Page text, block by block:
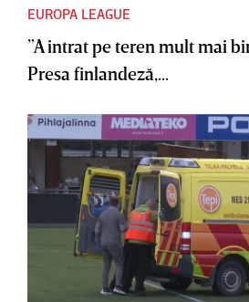
EUROPA LEAGUE
”A intrat pe teren mult mai
Presa finlandeză,...